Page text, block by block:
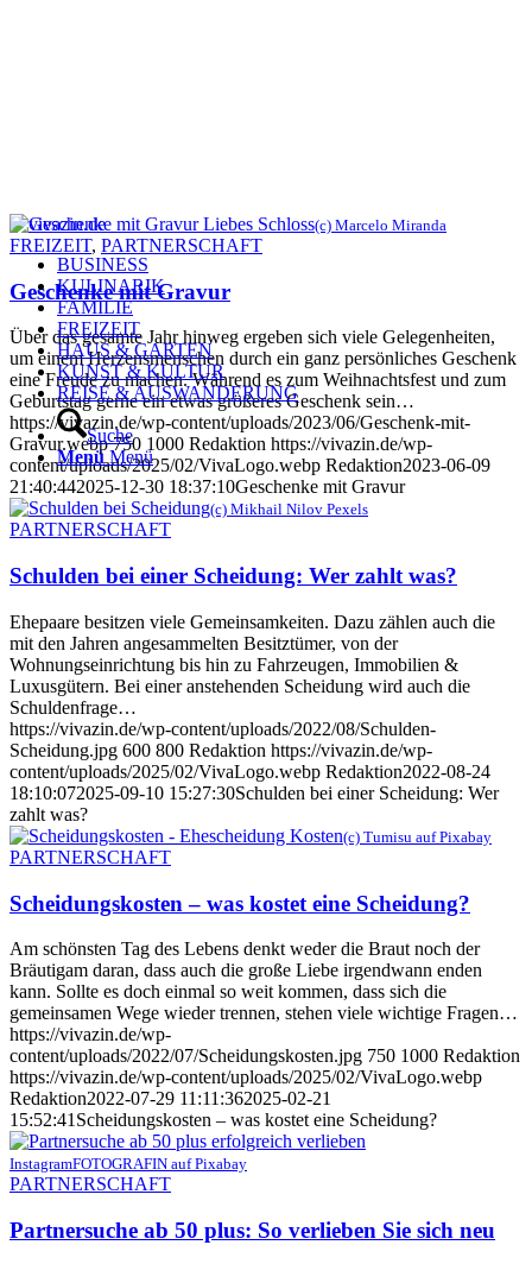
BUSINESS
KULINARIK
FAMILIE
FREIZEIT
HAUS & GARTEN
KUNST & KULTUR
REISE & AUSWANDERUNG
Suche
Menü Menü
(c) Marcelo Miranda
FREIZEIT, PARTNERSCHAFT
Geschenke mit Gravur
Über das gesamte Jahr hinweg ergeben sich viele Gelegenheiten,
um einem Herzensmenschen durch ein ganz persönliches Geschenk
eine Freude zu machen. Während es zum Weihnachtsfest und zum
Geburtstag gerne ein etwas größeres Geschenk sein…
https://vivazin.de/wp-content/uploads/2023/06/Geschenk-mit-
Gravur.webp 750 1000 Redaktion https://vivazin.de/wp-
content/uploads/2025/02/VivaLogo.webp Redaktion2023-06-09
21:40:442025-12-30 18:37:10Geschenke mit Gravur
(c) Mikhail Nilov Pexels
PARTNERSCHAFT
Schulden bei einer Scheidung: Wer zahlt was?
Ehepaare besitzen viele Gemeinsamkeiten. Dazu zählen auch die
mit den Jahren angesammelten Besitztümer, von der
Wohnungseinrichtung bis hin zu Fahrzeugen, Immobilien &
Luxusgütern. Bei einer anstehenden Scheidung wird auch die
Schuldenfrage…
https://vivazin.de/wp-content/uploads/2022/08/Schulden-
Scheidung.jpg 600 800 Redaktion https://vivazin.de/wp-
content/uploads/2025/02/VivaLogo.webp Redaktion2022-08-24
18:10:072025-09-10 15:27:30Schulden bei einer Scheidung: Wer
zahlt was?
(c) Tumisu auf Pixabay
PARTNERSCHAFT
Scheidungskosten – was kostet eine Scheidung?
Am schönsten Tag des Lebens denkt weder die Braut noch der
Bräutigam daran, dass auch die große Liebe irgendwann enden
kann. Sollte es doch einmal so weit kommen, dass sich die
gemeinsamen Wege wieder trennen, stehen viele wichtige Fragen…
https://vivazin.de/wp-
content/uploads/2022/07/Scheidungskosten.jpg 750 1000 Redaktion
https://vivazin.de/wp-content/uploads/2025/02/VivaLogo.webp
Redaktion2022-07-29 11:11:362025-02-21
15:52:41 Scheidungskosten – was kostet eine Scheidung?
InstagramFOTOGRAFIN auf Pixabay
PARTNERSCHAFT
Partnersuche ab 50 plus: So verlieben Sie sich neu